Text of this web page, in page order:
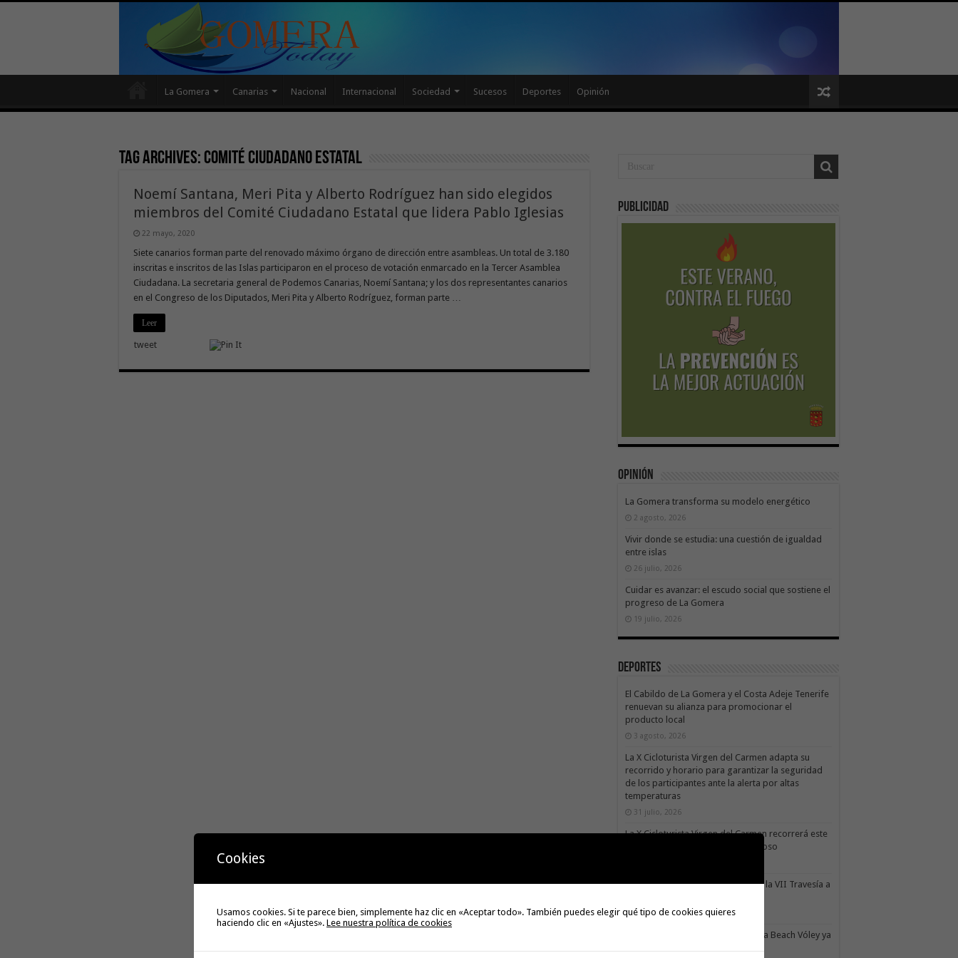
La Gomera Canarias Nacional Internacional Sociedad Sucesos Deportes Opinión
Tag Archives: Comité Ciudadano Estatal
Noemí Santana, Meri Pita y Alberto Rodríguez han sido elegidos
miembros del Comité Ciudadano Estatal que lidera Pablo Iglesias
22 mayo, 2020
Siete canarios forman parte del renovado máximo órgano de dirección entre asambleas. Un total de 3.180
inscritas e inscritos de las Islas participaron en el proceso de votación enmarcado en la Tercer Asamblea
Ciudadana. La secretaria general de Podemos Canarias, Noemí Santana; y los dos representantes canarios
en el Congreso de los Diputados, Meri Pita y Alberto Rodríguez, forman parte …
Leer
tweet
Publicidad
Opinión
La Gomera transforma su modelo energético
2 agosto, 2026
Vivir donde se estudia: una cuestión de igualdad
entre islas
26 julio, 2026
Cuidar es avanzar: el escudo social que sostiene el
progreso de La Gomera
19 julio, 2026
Deportes
El Cabildo de La Gomera y el Costa Adeje Tenerife
renuevan su alianza para promocionar el
producto local
3 agosto, 2026
La X Cicloturista Virgen del Carmen adapta su
recorrido y horario para garantizar la seguridad
de los participantes ante la alerta por altas
temperaturas
31 julio, 2026
La X Cicloturista Virgen del Carmen recorrerá este
sábado los paisajes de Vallehermoso
Valle Gran Rey acoge este sábado la VII Travesía a
30 julio, 2026
El II torneo Autonómico Gomahara Beach Vóley ya
Cookies
Usamos cookies. Si te parece bien, simplemente haz clic en «Aceptar todo». También puedes elegir qué tipo de cookies quieres
haciendo clic en «Ajustes». Lee nuestra política de cookies